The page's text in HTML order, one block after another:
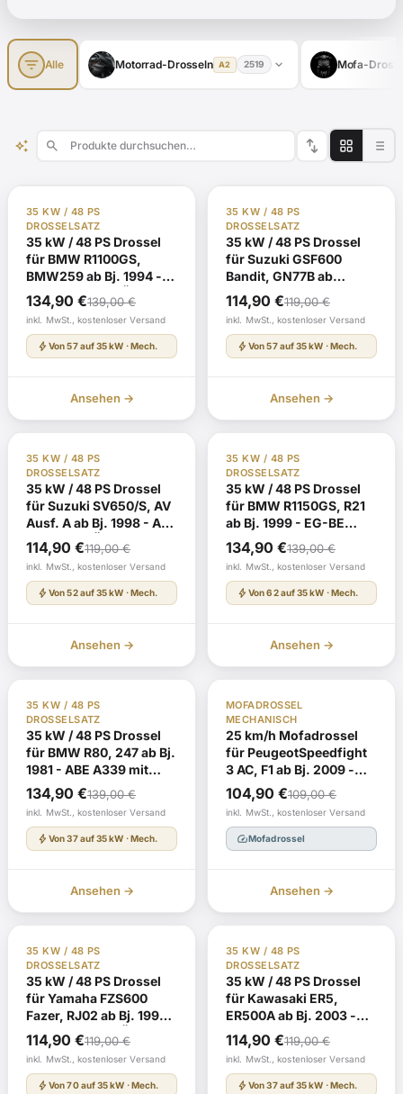
filter_list Alle Motorrad-Drosseln A2 2519 expand_more Mofa-
auto_awesome search swap_vert
35 KW / 48 PS
DROSSELSATZ
35 kW / 48 PS Drossel
für BMW R1100GS,
BMW259 ab Bj. 1994 -
ABE G239 mit TÜV-
Gutachten
139,00€
Ursprünglicher
Preis
war:
139,00 €
134,90 €
Aktueller
Preis
ist:
134,90 €.
inkl. MwSt., kostenloser Versand
bolt Von 57 auf 35 kW · Mech.
Ansehen →
35 KW / 48 PS
DROSSELSATZ
35 kW / 48 PS Drossel
für Suzuki GSF600
Bandit, GN77B ab
Modelljahr 1995 ABE
H008 mit TÜV-
Gutachten
119,00€
Ursprünglicher
Preis
war:
119,00 €
114,90 €
Aktueller
Preis
ist:
114,90 €.
inkl. MwSt., kostenloser Versand
bolt Von 57 auf 35 kW · Mech.
Ansehen →
35 KW / 48 PS
DROSSELSATZ
35 kW / 48 PS Drossel
für Suzuki SV650/S, AV
Ausf. A ab Bj. 1998 - ABE
K329 mit TÜV-
Gutachten
119,00€
Ursprünglicher
Preis
war:
119,00 €
114,90 €
Aktueller
Preis
ist:
114,90 €.
inkl. MwSt., kostenloser Versand
bolt Von 52 auf 35 kW · Mech.
Ansehen →
35 KW / 48 PS
DROSSELSATZ
35 kW / 48 PS Drossel
für BMW R1150GS, R21
ab Bj. 1999 - EG-BE
e1*92/61*00041* mit
TÜV-Gutachten
139,00€
Ursprünglicher
Preis
war:
139,00 €
134,90 €
Aktueller
Preis
ist:
134,90 €.
inkl. MwSt., kostenloser Versand
bolt Von 62 auf 35 kW · Mech.
Ansehen →
35 KW / 48 PS
DROSSELSATZ
35 kW / 48 PS Drossel
für BMW R80, 247 ab Bj.
1981 - ABE A339 mit
TÜV-Gutachten
139,00€
Ursprünglicher
Preis
war:
134,90 €
Aktueller
Preis
ist:
inkl. MwSt., kostenloser Versand
bolt Von 37 auf 35 kW · Mech.
Ansehen →
MOFADROSSEL
MECHANISCH
25 km/h Mofadrossel
für PeugeotSpeedfight
3 AC, F1 ab Bj. 2009 -
EG-BE
e2*2002/24*0037* mit
TÜV-Gutachten
109,00€
Ursprünglicher
Preis
war:
104,90 €
Aktueller
Preis
ist:
inkl. MwSt., kostenloser Versand
speedMofadrossel
Ansehen →
35 KW / 48 PS
DROSSELSATZ
35 kW / 48 PS Drossel
für Yamaha FZS600
Fazer, RJ02 ab Bj. 1998 -
ABE H988 mit TÜV-
Gutachten
119,00€
Ursprünglicher
Preis
war:
114,90 €
Aktueller
Preis
ist:
inkl. MwSt., kostenloser Versand
bolt Von 70 auf 35 kW · Mech.
35 KW / 48 PS
DROSSELSATZ
35 kW / 48 PS Drossel
für Kawasaki ER5,
ER500A ab Bj. 2003 -
EG-BE
E1*92/61*00039*einschl
mit TÜV-Gutachten
119,00€
Ursprünglicher
Preis
war:
114,90 €
Aktueller
Preis
ist:
inkl. MwSt., kostenloser Versand
bolt Von 37 auf 35 kW · Mech.